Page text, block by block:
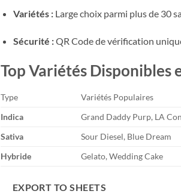
Variétés :Large choix parmi plus de 30
Sécurité :QR Code de vérification
Top Variétés Disponibles
Type Variétés Populaires
Indica
Grand Daddy Purp, LA
Sativa
Sour Diesel, Blue Dream
Hybride
Gelato, Wedding Cake
EXPORT TO SHEETS